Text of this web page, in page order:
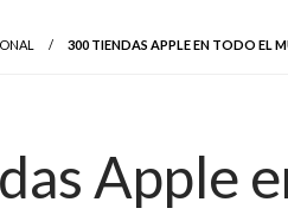
300 TIENDAS APPLE EN TODO EL
Apple